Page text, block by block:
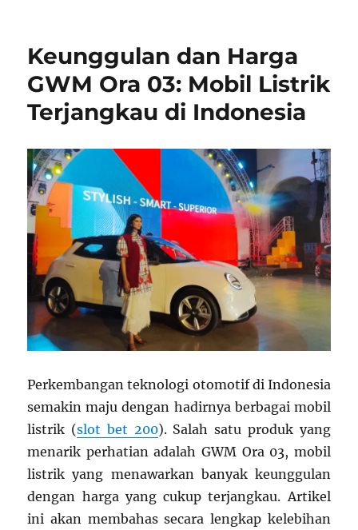
Keunggulan dan Harga
GWM Ora 03: Mobil Listrik
Terjangkau di Indonesia
Perkembangan teknologi otomotif di Indonesia
semakin maju dengan hadirnya berbagai mobil
listrik (slot bet 200). Salah satu produk yang
menarik perhatian adalah GWM Ora 03, mobil
listrik yang menawarkan banyak keunggulan
dengan harga yang cukup terjangkau. Artikel
ini akan membahas secara lengkap kelebihan